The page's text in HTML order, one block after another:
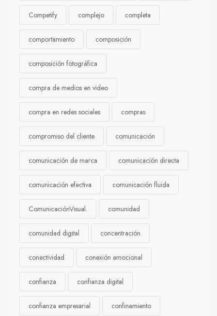
Competify complejo completa
comportamiento composición
composición fotográfica
compra de medios en video
compra en redes sociales compras
compromiso del cliente comunicación
comunicación de marca comunicación directa
comunicación efectiva comunicación fluida
ComunicaciónVisual. comunidad
comunidad digital concentración
conectividad conexión emocional
confianza confianza digital
confianza empresarial confinamiento